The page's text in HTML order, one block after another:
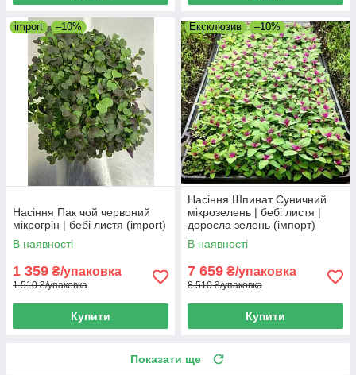
import –10%
Насіння Пак чой червоний
мікрогрін | бебі листя (import)
В наявності
1 359 ₴/упаковка
1 510 ₴/упаковка
Купити
Ексклюзив –10%
Насіння Шпинат Суничний
мікрозелень | бебі листя |
доросла зелень (імпорт)
В наявності
7 659 ₴/упаковка
8 510 ₴/упаковка
Купити
Показати ще